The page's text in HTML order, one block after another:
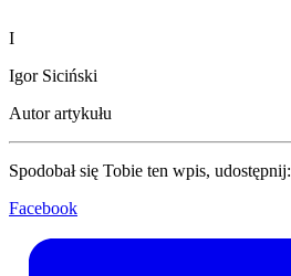
I
Igor Siciński
Autor artykułu
Spodobał się Tobie ten wpis, udostępnij:
Facebook